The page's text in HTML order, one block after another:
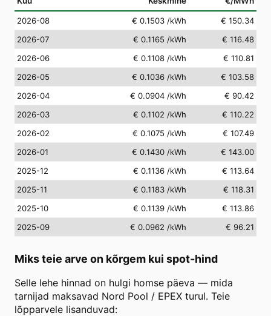
2026-08 € 0.1503 /kWh
€ 150.34
2026-07
€ 0.1165 /kWh
€ 116.48
2026-06
€ 0.1108 /kWh
€ 110.81
2026-05
€ 0.1036 /kWh
€ 103.58
2026-04
€ 0.0904 /kWh
€ 90.42
2026-03
€ 0.1102 /kWh
€ 110.22
2026-02
€ 0.1075 /kWh
€ 107.49
2026-01
€ 0.1430 /kWh
€ 143.00
2025-12
€ 0.1136 /kWh
€ 113.64
2025-11
€ 0.1183 /kWh
€ 118.31
2025-10
€ 0.1139 /kWh
€ 113.86
2025-09
€ 0.0962 /kWh € 96.21
Miks teie arve on kõrgem kui spot-hind
Selle lehe hinnad on hulgi homse päeva — mida
tarnijad maksavad Nord Pool / EPEX turul. Teie
lõpparvele lisanduvad: